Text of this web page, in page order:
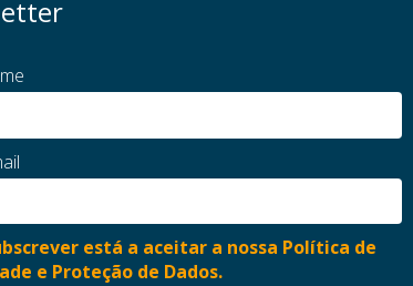
está a aceitar a nossa Política de
e Proteção de Dados.